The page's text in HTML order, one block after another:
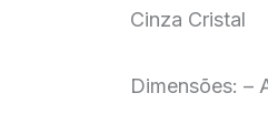
Cinza Cristal
Dimensões: –